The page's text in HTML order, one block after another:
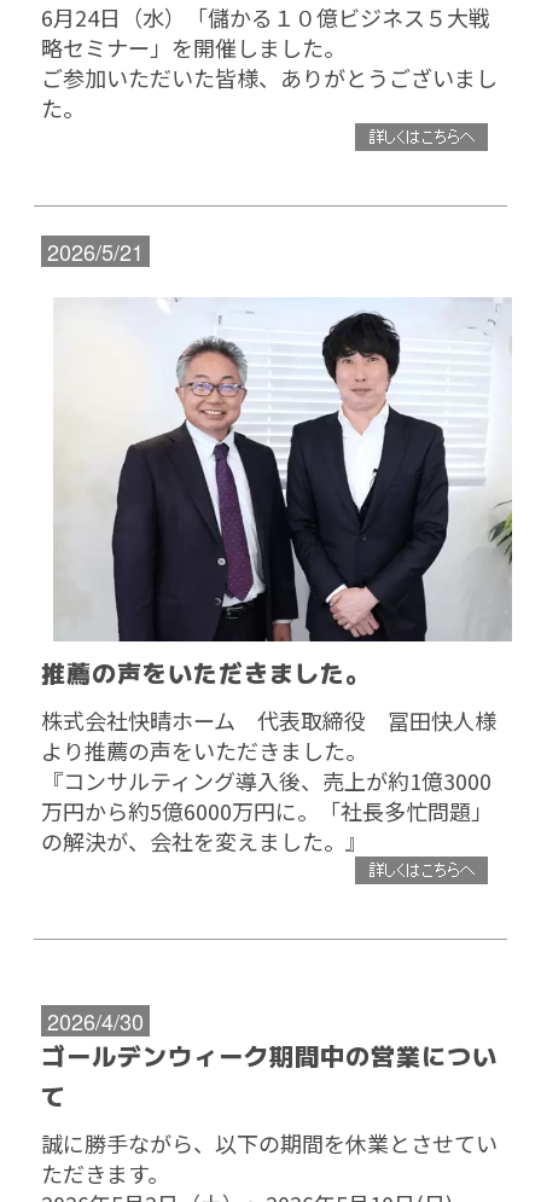
6月24日（水）「儲かる１０億ビジネス５大戦
略セミナー」を開催しました。
ご参加いただいた皆様、ありがとうございまし
た。
2026/5/21
推薦の声をいただきました。
株式会社快晴ホーム 代表取締役 冨田快人様
より推薦の声をいただきました。
『コンサルティング導入後、売上が約1億3000
万円から約5億6000万円に。「社長多忙問題」
の解決が、会社を変えました。 』
2026/4/30
ゴールデンウィーク期間中の営業につい
て
誠に勝手ながら、以下の期間を休業とさせてい
ただきます。